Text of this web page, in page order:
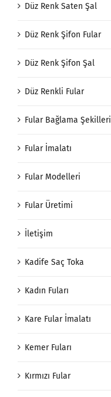
Düz Renk Saten Şal
Düz Renk Şifon Fular
Düz Renk Şifon Şal
Düz Renkli Fular
Fular Bağlama Şekilleri
Fular İmalatı
Fular Modelleri
Fular Üretimi
İletişim
Kadife Saç Toka
Kadın Fuları
Kare Fular İmalatı
Kemer Fuları
Kırmızı Fular